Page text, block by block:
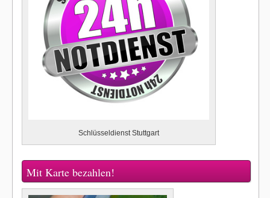
Schlüsseldienst Stuttgart
Mit Karte bezahlen!